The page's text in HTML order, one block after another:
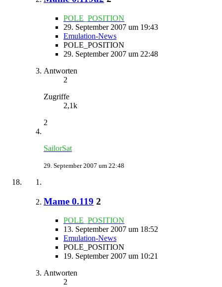
POLE_POSITION
29. September 2007 um 19:43
Emulation-News
POLE_POSITION
29. September 2007 um 22:48
Antworten
2
Zugriffe
2,1k
2
SailorSat
29. September 2007 um 22:48
Mame 0.119 2
POLE_POSITION
13. September 2007 um 18:52
Emulation-News
POLE_POSITION
19. September 2007 um 10:21
Antworten
2